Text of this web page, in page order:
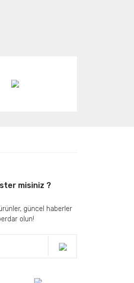
misiniz ?
güncel haberler
olun!